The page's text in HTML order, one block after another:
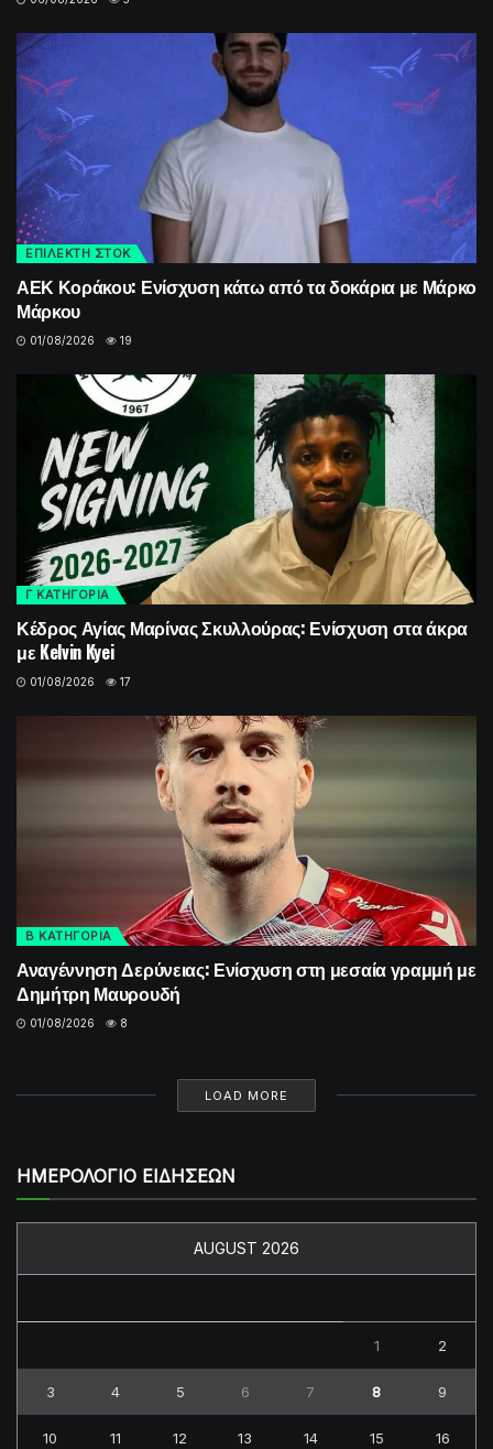
ΕΠΙΛΕΚΤΗ ΣΤΟΚ
ΑΕΚ Κοράκου: Ενίσχυση κάτω από τα δοκάρια με Μάρκο
Μάρκου
01/08/2026 19
Γ ΚΑΤΗΓΟΡΙΑ
Κέδρος Αγίας Μαρίνας Σκυλλούρας: Ενίσχυση στα άκρα
με Kelvin Kyei
01/08/2026 17
Β ΚΑΤΗΓΟΡΙΑ
Αναγέννηση Δερύνειας: Ενίσχυση στη μεσαία γραμμή με
Δημήτρη Μαυρουδή
01/08/2026 8
LOAD MORE
ΗΜΕΡΟΛΟΓΙΟ ΕΙΔΗΣΕΩΝ
AUGUST 2026
1 2
3 4 5 6 7 8 9
10 11 12 13 14 15 16